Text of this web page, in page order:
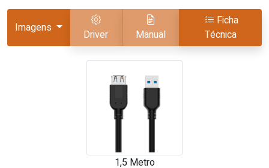
Imagens Driver Manual
Ficha
Técnica
1,5 Metro